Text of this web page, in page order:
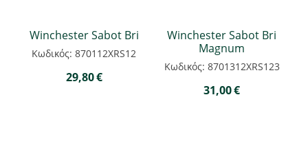
Winchester Sabot Bri
Κωδικός: 870112XRS12
29,80€
Winchester Sabot Bri
Magnum
Κωδικός: 8701312XRS123
31,00€